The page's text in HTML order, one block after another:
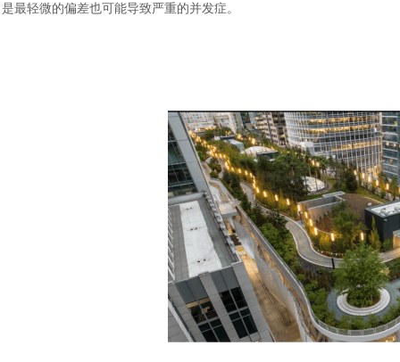
是最轻微的偏差也可能导致严重的并发症。